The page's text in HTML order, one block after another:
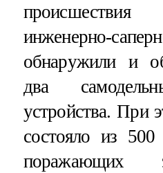
инженерно-
обнаружили и
два
устройства. При
состояло из
поражающих